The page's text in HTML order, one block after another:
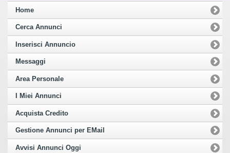
Home
Cerca Annunci
Inserisci Annuncio
Messaggi
Area Personale
I Miei Annunci
Acquista Credito
Gestione Annunci per EMail
Avvisi Annunci Oggi